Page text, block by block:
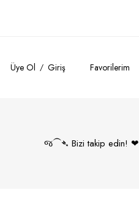
Üye Ol Giriş Favorilerim
જ⁀➴ Bizi takip edin! ❤︎